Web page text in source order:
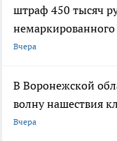
штраф 450 тысяч
немаркированного
Вчера
В Воронежской
волну нашествия
Вчера